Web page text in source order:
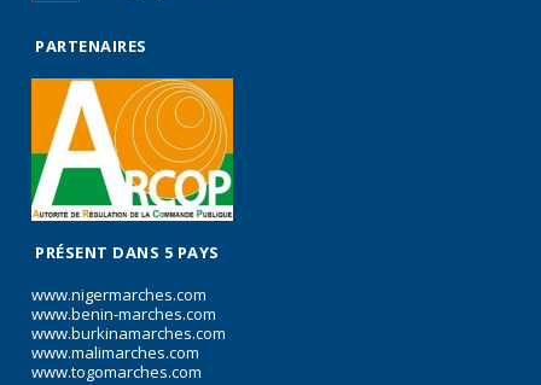
PARTENAIRES
PRÉSENT DANS 5 PAYS
www.nigermarches.com
www.benin-marches.com
www.burkinamarches.com
www.malimarches.com
www.togomarches.com